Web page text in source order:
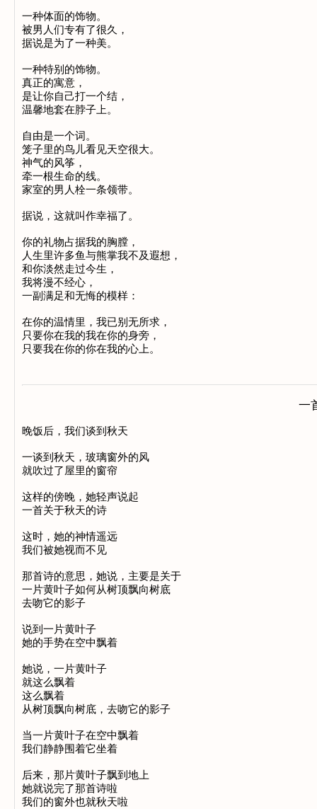
一种体面的饰物。
被男人们专有了很久，
据说是为了一种美。
一种特别的饰物。
真正的寓意，
是让你自己打一个结，
温馨地套在脖子上。
自由是一个词。
笼子里的鸟儿看见天空很大。
神气的风筝，
牵一根生命的线。
家室的男人栓一条领带。
据说，这就叫作幸福了。
你的礼物占据我的胸膛，
人生里许多鱼与熊掌我不及遐想，
和你淡然走过今生，
我将漫不经心，
一副满足和无悔的模样：
在你的温情里，我已别无所求，
只要你在我的我在你的身旁，
一
晚饭后，我们谈到秋天
一谈到秋天，玻璃窗外的风
就吹过了屋里的窗帘
这样的傍晚，她轻声说起
一首关于秋天的诗
这时，她的神情遥远
我们被她视而不见
那首诗的意思，她说，主要是关于
一片黄叶子如何从树顶飘向树底
去吻它的影子
说到一片黄叶子
她的手势在空中飘着
她说，一片黄叶子
就这么飘着
这么飘着
从树顶飘向树底，去吻它的影子
当一片黄叶子在空中飘着
我们静静围着它坐着
后来，那片黄叶子飘到地上
她就说完了那首诗啦
我们的窗外也就秋天啦